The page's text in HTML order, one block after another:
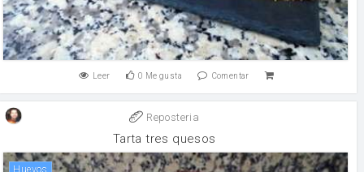
Leer 0 Me gusta Comentar
Reposteria
Tarta tres quesos
huevos